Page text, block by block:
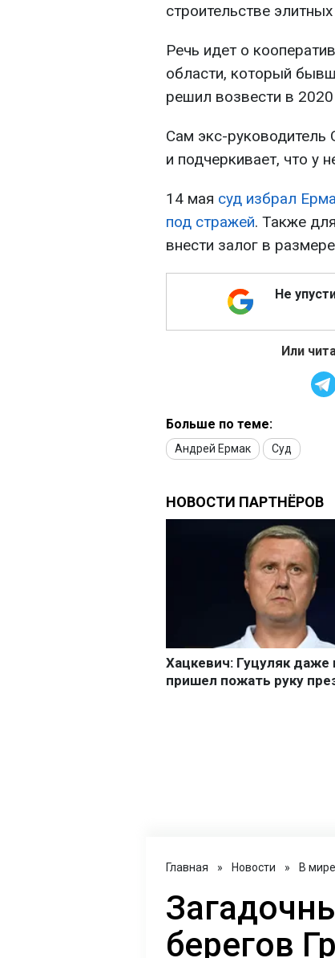
строительстве
Речь идет о
области, который
решил возвести в 2020
Сам экс-руководитель
и подчеркивает, что у
14 мая суд избрал
под стражей. Также
внести залог в
Не
Или
Больше по теме:
Андрей Ермак Суд
Главная » Новости » В мире
берегов